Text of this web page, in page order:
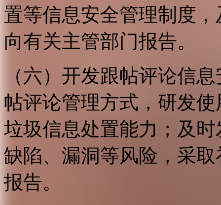
置等信息安全管理制度
向有关主管部门报告。
（六）开发跟帖评论信
帖评论管理方式，研发
垃圾信息处置能力；及
缺陷、漏洞等风险，采
报告。